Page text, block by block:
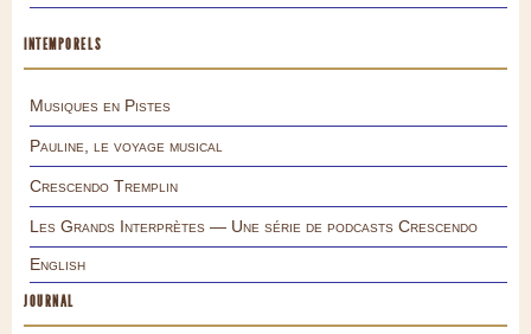
INTEMPORELS
Musiques en Pistes
Pauline, le voyage musical
Crescendo Tremplin
Les Grands Interprètes — Une série de podcasts Crescendo
English
JOURNAL